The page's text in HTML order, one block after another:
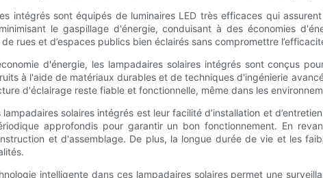
intégrés sont équipés de luminaires LED très efficaces qui
le gaspillage d'énergie, conduisant à des économies
rues et d’espaces publics bien éclairés sans compromettre
d'énergie, les lampadaires solaires intégrés sont conçus
à l'aide de matériaux durables et de techniques d'ingénierie
d'éclairage reste fiable et fonctionnelle, même dans les
solaires intégrés est leur facilité d’installation et
approfondis pour garantir un bon fonctionnement. En
et d'assemblage. De plus, la longue durée de vie et les
intelligente dans ces lampadaires solaires permet une